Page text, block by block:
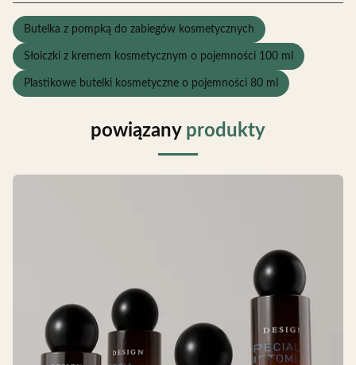
Butelka z pompką do zabiegów kosmetycznych
Słoiczki z kremem kosmetycznym o pojemności 100 ml
Plastikowe butelki kosmetyczne o pojemności 80 ml
powiązany produkty